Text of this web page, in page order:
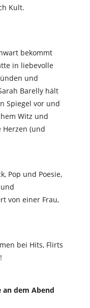
Kult.
bekommt
in liebevolle
und
Barelly hält
Spiegel vor und
Witz und
(und
Pop und Poesie,
von einer Frau,
bei Hits, Flirts
an dem Abend